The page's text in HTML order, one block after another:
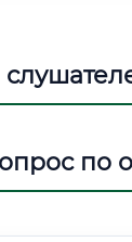
по